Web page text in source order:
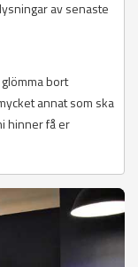
av senaste
bort
annat som ska
hinner få er